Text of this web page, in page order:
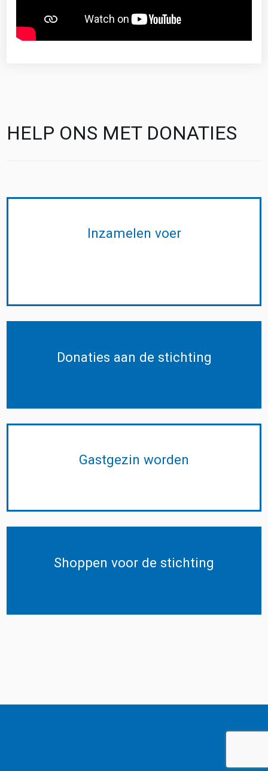
HELP ONS MET DONATIES
Inzamelen voer
Donaties aan de stichting
Gastgezin worden
Shoppen voor de stichting